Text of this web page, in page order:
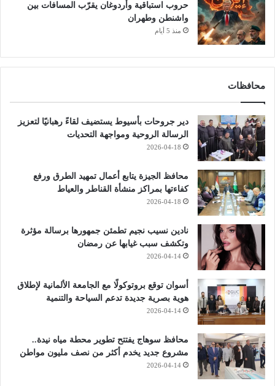
حروب استباقية وأردوغان يقرّب المسافات بين
واشنطن وطهران
منذ 5 أيام
محافظات
دير جروحات بأسيوط يستضيف لقاءً رهبانيًا لتعزيز
الرسالة الروحية ومواجهة التحديات
2026-04-18
محافظ الجيزة يتابع أعمال تمهيد الطرق ورفع
كفاءتها بمراكز منشأة القناطر والعياط
2026-04-18
نادين نسيب نجيم تطمئن جمهورها برسالة مؤثرة
وتكشف سبب غيابها عن رمضان
2026-04-14
أسوان توقع بروتوكولًا مع الجامعة الألمانية لإطلاق
هوية بصرية جديدة تدعم السياحة والتنمية
2026-04-14
محافظ سوهاج يفتتح تطوير محطة مياه نيدة..
مشروع جديد يخدم أكثر من نصف مليون مواطن
2026-04-14